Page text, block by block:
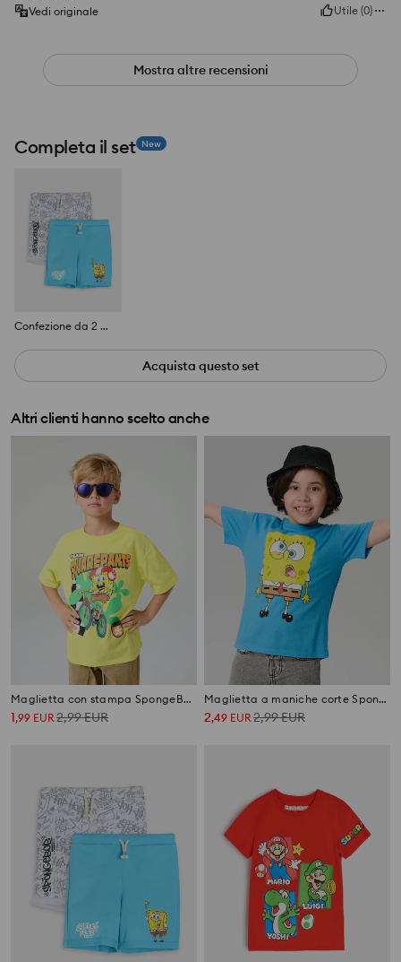
Vedi originale
Utile (0)
Mostra altre recensioni
Completa il set New
Confezione da 2 pantaloncini SpongeBob
Acquista questo set
Altri clienti hanno scelto anche
Maglietta con stampa SpongeBob SquarePants
1,99 EUR2,99EUR
Maglietta a maniche corte SpongeBob SquarePants
2,49 EUR2,99EUR